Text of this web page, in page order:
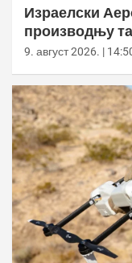
Израелски
производњу
нова тржишта
9. август 2026. |